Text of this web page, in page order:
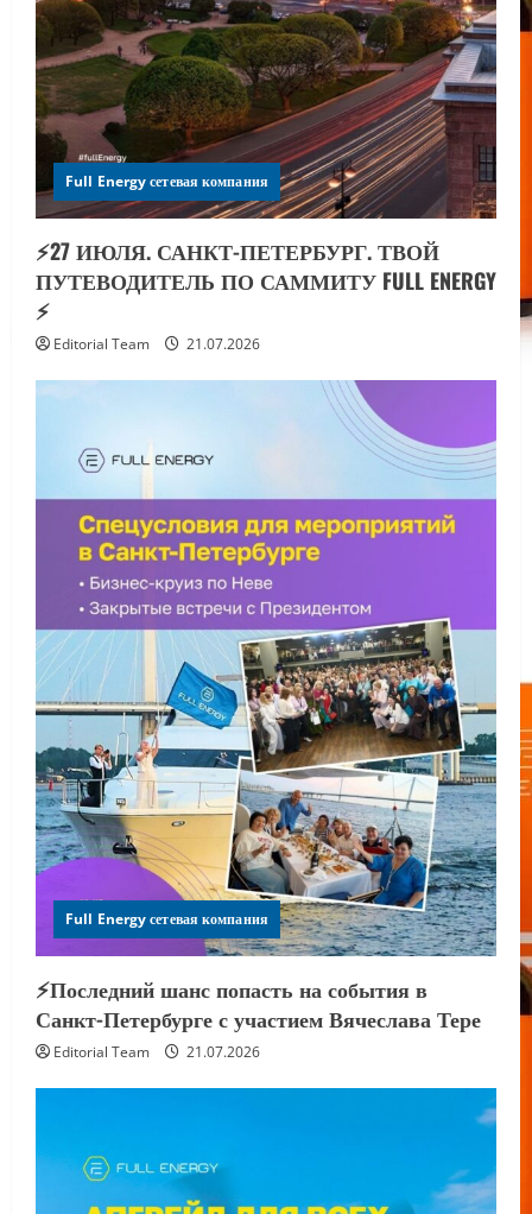
Full Energy сетевая компания
⚡️27 ИЮЛЯ. САНКТ-ПЕТЕРБУРГ. ТВОЙ
ПУТЕВОДИТЕЛЬ ПО САММИТУ FULL ENERGY
⚡️
Editorial Team 21.07.2026
Full Energy сетевая компания
⚡️Последний шанс попасть на события в
Санкт-Петербурге с участием Вячеслава Тере
Editorial Team 21.07.2026